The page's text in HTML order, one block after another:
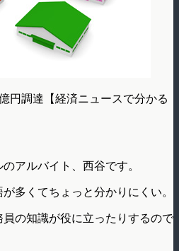
円調達【経済ニュースで分かる
アルバイト、西谷です。
多くてちょっと分かりにくい。
の知識が役に立ったりするので